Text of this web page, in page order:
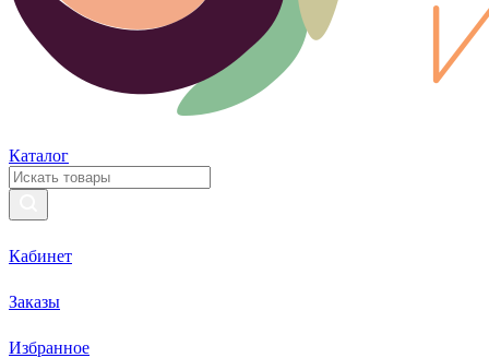
Каталог
Кабинет
Заказы
Избранное